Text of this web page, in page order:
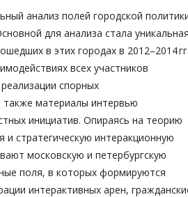
анализ полей городской
для анализа стала уникальная
в этих городах в 2012–2014
всех участников
спорных
также материалы интервью
инициатив. Опираясь на теорию
и стратегическую интеракционную
московскую и петербургскую
поля, в которых формируются
интерактивных арен,